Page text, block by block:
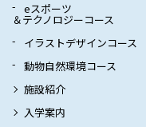
eスポーツ
＆テクノロジーコース
イラストデザインコース
動物自然環境コース
施設紹介
入学案内